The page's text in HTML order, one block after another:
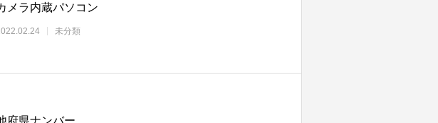
メラ内蔵パソコン
未分類
府県ナンバー